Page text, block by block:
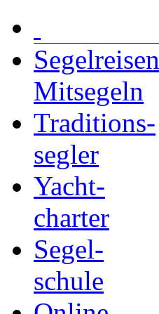
Segelreisen
Mitsegeln
Traditions-
segler
Yacht-
charter
Segel-
schule